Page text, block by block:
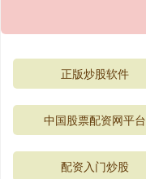
正版炒股软件
中国股票配资网平台
配资入门炒股